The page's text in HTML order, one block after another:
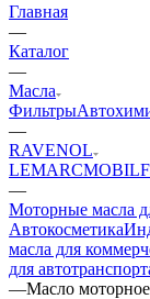
Главная
—
Каталог
—
Масла
Фильтры
—
RAVENOL
LEMARCMOBIL
—
Моторные масла
Автокосметика
масла для
для
—Масло